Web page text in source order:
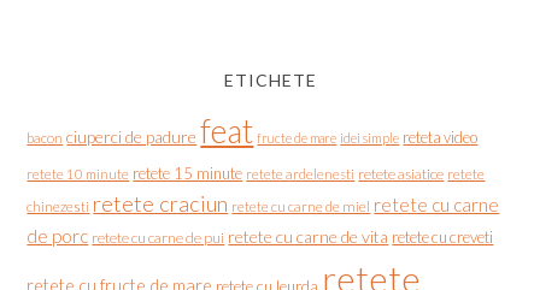
ETICHETE
bacon ciuperci de padure feat fructe de mare idei simple reteta video
retete 10 minute retete 15 minute retete ardelenesti retete asiatice retete
chinezesti retete craciun retete cu carne de miel retete cu carne
de porc retete cu carne de pui retete cu carne de vita retete cu creveti
retete